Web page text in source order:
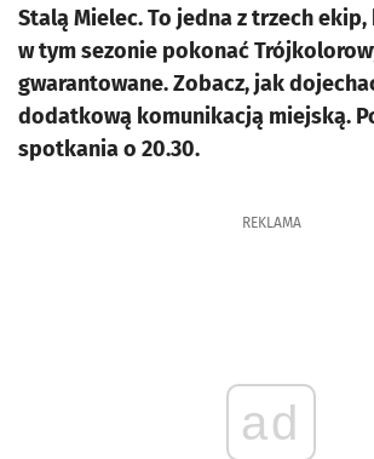
Stalą Mielec. To jedna z trzech ekip,
w tym sezonie pokonać
gwarantowane. Zobacz, jak
dodatkową komunikacją miejską.
spotkania o 20.30.
REKLAMA
ad